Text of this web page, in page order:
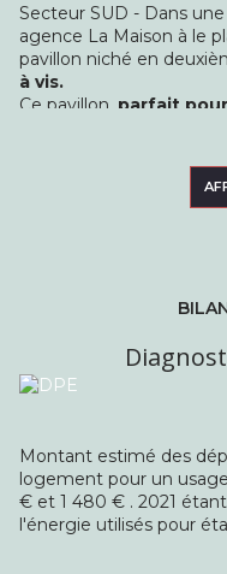
Secteur SUD - Dans
agence La Maison à le
pavillon niché en
à vis.
Ce pavillon, parfait
une belle
recemment d'une
pleine propriété. A
Montant estimé des
logement pour un
€ et 1 480 € . 2021
l'énergie utilisés pour